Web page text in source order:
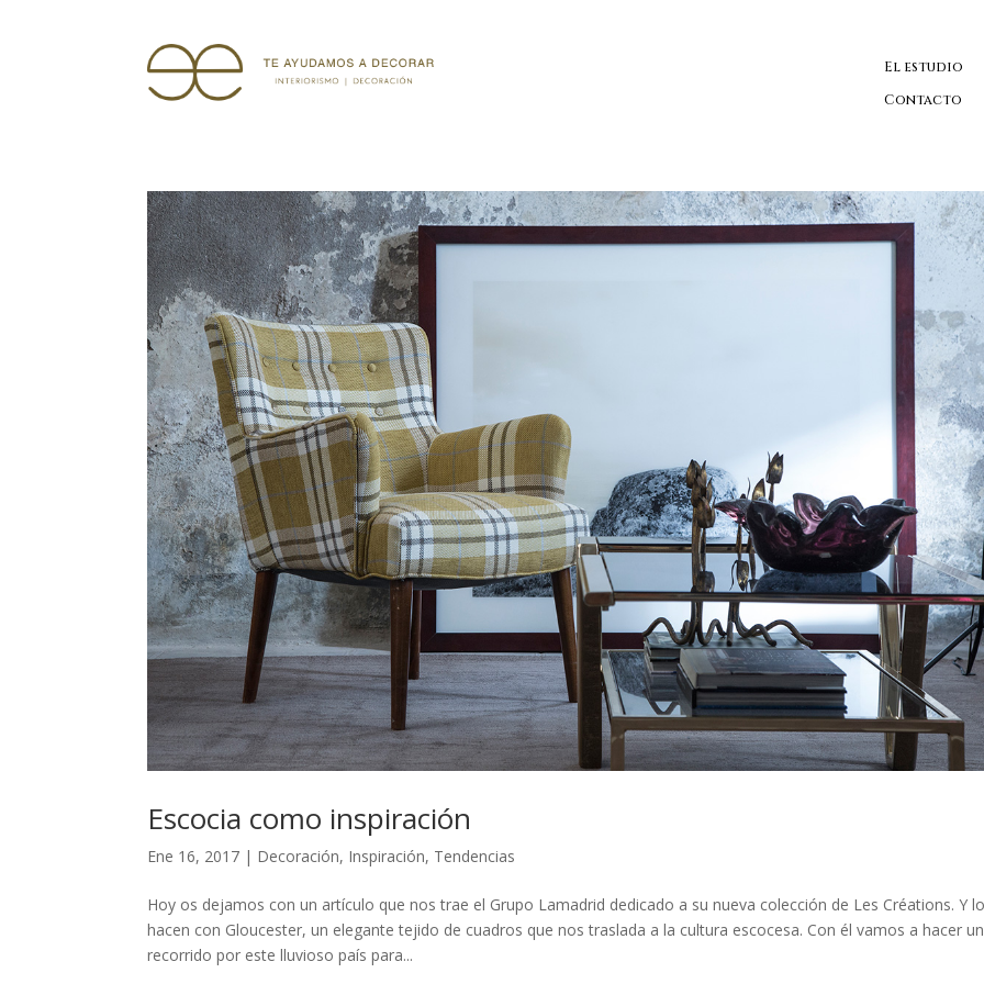
El estudio
Contacto
Escocia como inspiración
Ene 16, 2017 | Decoración, Inspiración, Tendencias
Hoy os dejamos con un artículo que nos trae el Grupo Lamadrid dedicado a su nueva colección de Les Créations. Y
hacen con Gloucester, un elegante tejido de cuadros que nos traslada a la cultura escocesa. Con él vamos a hacer un
recorrido por este lluvioso país para...